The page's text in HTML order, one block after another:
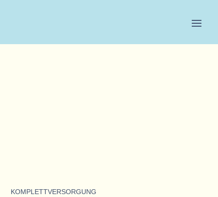
KOMPLETTVERSORGUNG